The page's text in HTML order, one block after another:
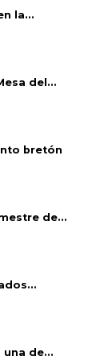
la...
del...
bretón
de...
de...